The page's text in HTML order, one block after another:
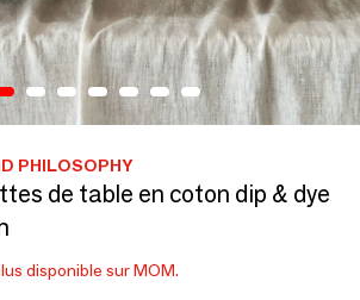
PHILOSOPHY
de table en coton dip & dye
disponible sur MOM.